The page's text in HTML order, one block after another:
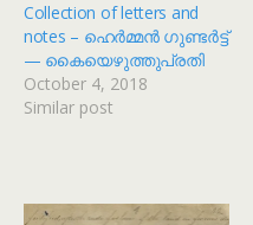
Collection of letters and
notes – ഹെർമ്മൻ ഗുണ്ടർട്ട്
— കൈയെഴുത്തുപ്രതി
October 4, 2018
Similar post